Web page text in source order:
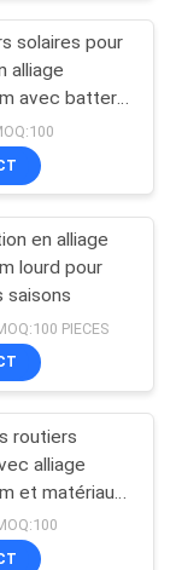
209
116
solaires pour
alliage
avec batterie
à lumière
V/600 mAh
en alliage
lourd pour
saisons
PIECES
routiers
alliage
et matériaux